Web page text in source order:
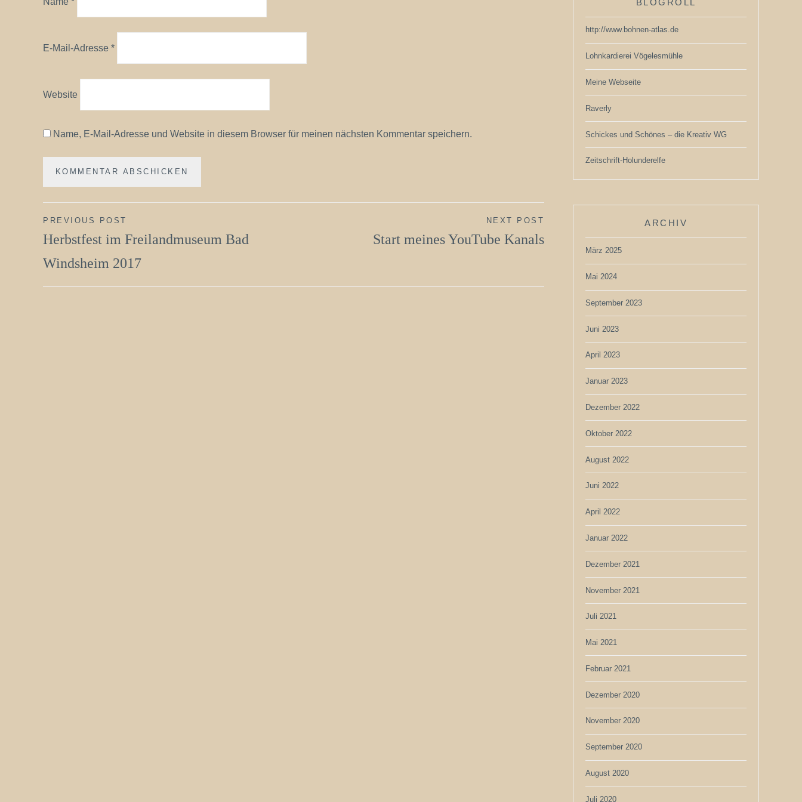
E-Mail-Adresse *
Website
Name, E-Mail-Adresse und Website in diesem Browser für meinen nächsten Kommentar speichern.
Beitragsnavigation
PREVIOUS POST
Herbstfest im Freilandmuseum Bad
Windsheim 2017
NEXT POST
Start meines YouTube Kanals
BLOGROLL
http://www.bohnen-atlas.de
Lohnkardierei Vögelesmühle
Meine Webseite
Raverly
Schickes und Schönes – die Kreativ WG
Zeitschrift-Holunderelfe
ARCHIV
März 2025
Mai 2024
September 2023
Juni 2023
April 2023
Januar 2023
Dezember 2022
Oktober 2022
August 2022
Juni 2022
April 2022
Januar 2022
Dezember 2021
November 2021
Juli 2021
Mai 2021
Februar 2021
Dezember 2020
November 2020
September 2020
August 2020
Juli 2020